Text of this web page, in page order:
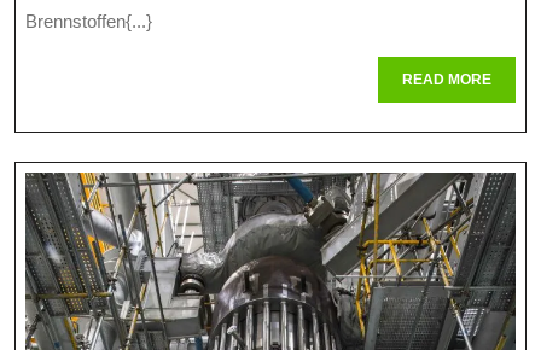
Die
Brennstoffen{...}
READ MOREREAD
MORE